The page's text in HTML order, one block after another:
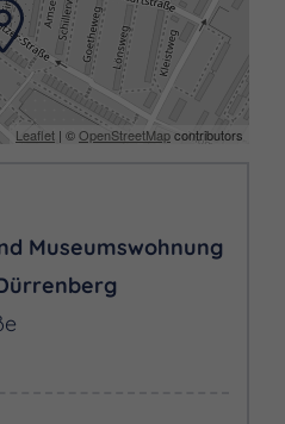
Leaflet| ©OpenStreetMapcontributors
Museumswohnung